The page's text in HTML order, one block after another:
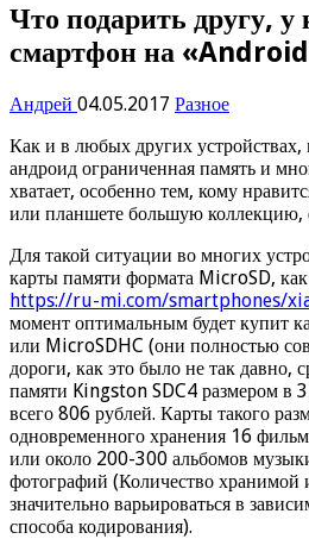
Что подарить другу, у
смартфон на
Андрей 04.05.2017 Разное
Как и в любых других устройствах,
андроид ограниченная память и
хватает, особенно тем, кому
или планшете большую коллекцию,
Для такой ситуации во многих
карты памяти формата MicroSD,
https://ru-mi.com/smartphones/
момент оптимальным будет купит
или MicroSDHC (они полностью
дороги, как это было не так давно,
памяти Kingston SDC4 размером в
всего 806 рублей. Карты такого
одновременного хранения 16
или около 200-300 альбомов
фотографий (Количество
значительно варьироваться в
способа кодирования).